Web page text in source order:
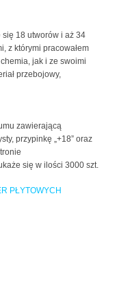
się 18 utworów i aż 34
z którymi pracowałem
jak i ze swoimi
przebojowy,
zawierającą
przypinkę „+18” oraz
się w ilości 3000 szt.
PŁYTOWYCH